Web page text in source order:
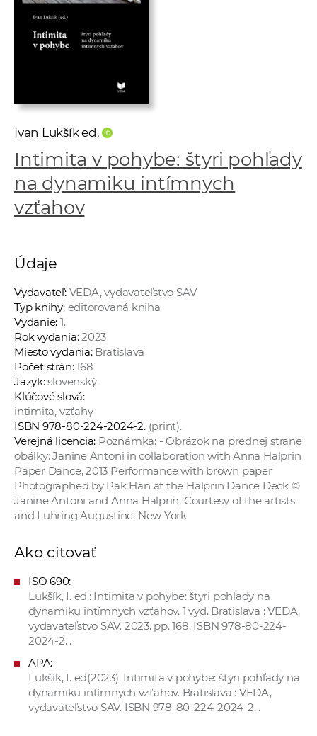
n
í
o
c
h
S
Ivan Lukšík ed.
Intimita v pohybe: štyri pohľady
na dynamiku intímnych
vzťahov
Údaje
Vydavateľ: VEDA, vydavateľstvo SAV
Typ knihy:editorovaná kniha
Vydanie: 1.
Rok vydania:2023
Miesto vydania:Bratislava
Počet strán:168
Jazyk:slovenský
Kľúčové slová:
intimita, vzťahy
ISBN 978-80-224-2024-2. (print).
Verejná licencia: Poznámka: - Obrázok na prednej strane
obálky: Janine Antoni in collaboration with Anna Halprin
Paper Dance, 2013 Performance with brown paper
Photographed by Pak Han at the Halprin Dance Deck ©
Janine Antoni and Anna Halprin; Courtesy of the artists
and Luhring Augustine, New York
Ako citovať
ISO 690:
Lukšík, I. ed.: Intimita v pohybe: štyri pohľady na
dynamiku intímnych vzťahov. 1 vyd. Bratislava : VEDA,
vydavateľstvo SAV. 2023. pp. 168. ISBN 978-80-224-
2024-2. .
APA:
Lukšík, I. ed(2023). Intimita v pohybe: štyri pohľady na
dynamiku intímnych vzťahov. Bratislava : VEDA,
vydavateľstvo SAV. ISBN 978-80-224-2024-2. .